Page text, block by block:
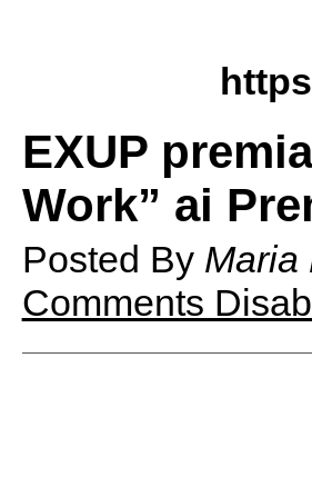
EXUP
Work” ai
Posted By Maria
Comments